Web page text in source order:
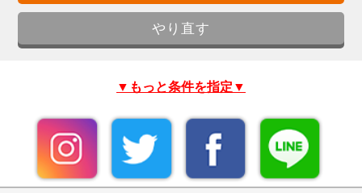
▼もっと条件を指定▼